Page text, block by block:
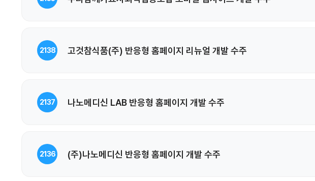
2138 고것참식품(주) 반응형 홈페이지 리뉴얼 개발 수주
2137 나노메디신 LAB 반응형 홈페이지 개발 수주
2136 (주)나노메디신 반응형 홈페이지 개발 수주